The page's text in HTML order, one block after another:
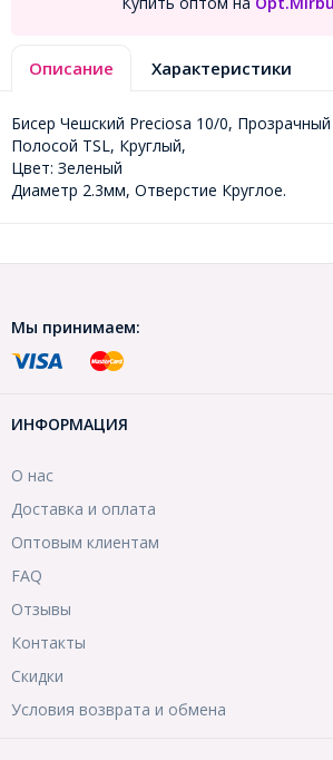
Описание Характеристики
Бисер Чешский Preciosa 10/0,
Полосой TSL, Круглый,
Цвет: Зеленый
Диаметр 2.3мм, Отверстие Круглое.
Мы принимаем:
ИНФОРМАЦИЯ
О нас
Доставка и оплата
Оптовым клиентам
FAQ
Отзывы
Контакты
Скидки
Условия возврата и обмена